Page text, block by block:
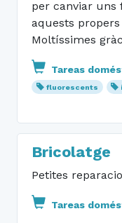
per canviar uns
aquests
Moltíssimes
Tareas
fluorescents
Bricolatge
Petites
Tareas